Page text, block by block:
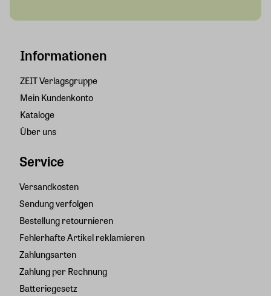
Informationen
ZEIT Verlagsgruppe
Mein Kundenkonto
Kataloge
Über uns
Service
Versandkosten
Sendung verfolgen
Bestellung retournieren
Fehlerhafte Artikel reklamieren
Zahlungsarten
Zahlung per Rechnung
Batteriegesetz